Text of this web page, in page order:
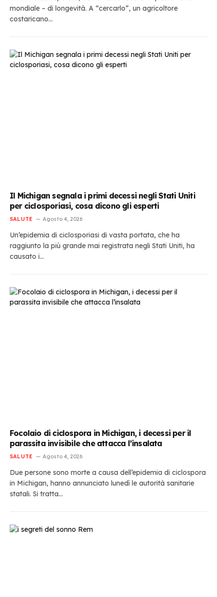
mondiale – di longevità. A “cercarlo”, un agricoltore
costaricano…
Il Michigan segnala i primi decessi negli Stati Uniti
per ciclosporiasi, cosa dicono gli esperti
SALUTE Agosto 4, 2026
Un’epidemia di ciclosporiasi di vasta portata, che ha
raggiunto la più grande mai registrata negli Stati Uniti, ha
causato i…
Focolaio di ciclospora in Michigan, i decessi per il
parassita invisibile che attacca l’insalata
SALUTE Agosto 4, 2026
Due persone sono morte a causa dell’epidemia di ciclospora
in Michigan, hanno annunciato lunedì le autorità sanitarie
statali. Si tratta…